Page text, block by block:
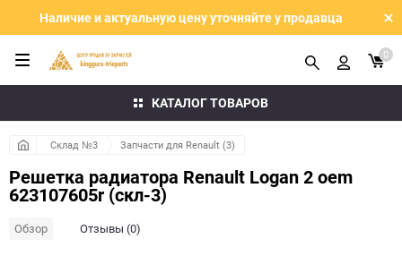
Наличие и актуальную цену уточняйте у продавца
КАТАЛОГ ТОВАРОВ
0
Склад №3 Запчасти для Renault (3)
Решетка радиатора Renault Logan 2 oem
623107605r (скл-3)
Обзор Отзывы (0)